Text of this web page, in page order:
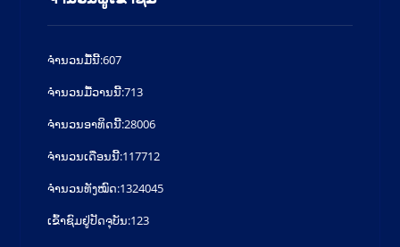
ຈໍານວນມື້ນີ້:607
ຈໍານວນມື້ວານນີ້:713
ຈໍານວນອາທິດນີ້:28006
ຈໍານວນເດືອນນີ້:117712
ຈຳນວນທັງໝົດ:1324045
ເຂົ້າຊົມຢູ່ປັດຈຸບັນ:123